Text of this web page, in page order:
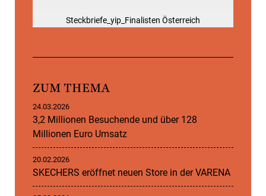
Steckbriefe_yip_Finalisten Österreich
ZUM THEMA
24.03.2026
3,2 Millionen Besuchende und über 128
Millionen Euro Umsatz
20.02.2026
SKECHERS eröffnet neuen Store in der VARENA